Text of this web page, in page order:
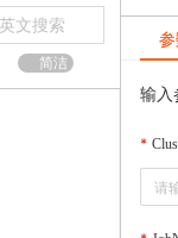
简洁
输入